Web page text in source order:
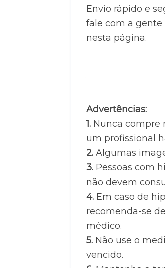
Envio rápido e
fale com a
nesta página.
Advertências:
1. Nunca compre
um profissional
2. Algumas
3. Pessoas com
não devem
4. Em caso de
recomenda-se
médico.
5. Não use o
vencido.